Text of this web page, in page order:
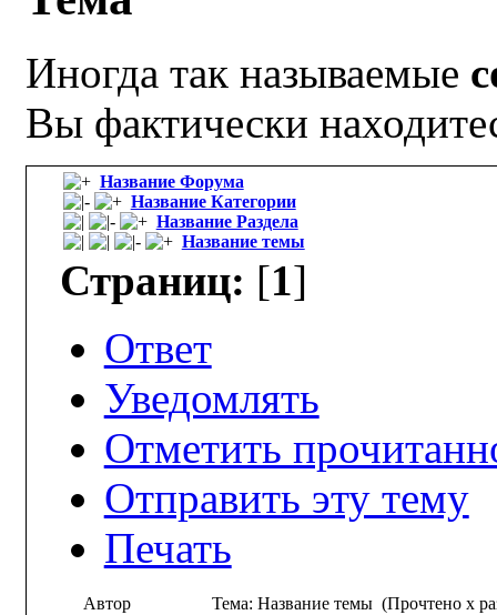
Иногда так называемые
Вы фактически
Название Форума
Название Категории
Название Раздела
Название темы
Страниц: [1]
Ответ
Уведомлять
Отметить
Отправить эту тему
Печать
Автор
Тема: Название темы (Прочтено x